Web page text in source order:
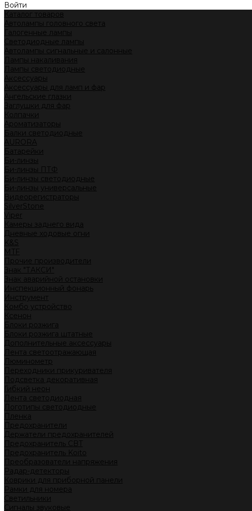
Войти
Каталог товаров
Автолампы головного света
Галогенные лампы
Светодиодные лампы
Автолампы сигнальные и салонные
Лампы накаливания
Лампы светодиодные
Аксессуары
Аксессуары для ламп и фар
Ангельские глазки
Заглушки для фар
Колпачки
Ароматизаторы
Балки светодиодные
AURORA
Батарейки
Би-линзы
Би-линзы ПТФ
Би-линзы светодиодные
Би-линзы универсальные
Видеорегистраторы
SilverStone
Viper
Камеры заднего вида
Дневные ходовые огни
K&S
MTF
Прочие производители
Знак "ТАКСИ"
Знак аварийной остановки
Инспекционный фонарь
Инструмент
Комбо устройство
Ксенон
Блоки розжига
Блоки розжига штатные
Дополнительные аксессуары
Лента светоотражающая
Люминометр
Переходники прикуривателя
Подсветка декоративная
Гибкий неон
Лента светодиодная
Логотипы светодиодные
Пленка
Предохранители
Держатели предохранителей
Предохранитель CBT
Предохранитель Koito
Преобразователи напряжения
Радар-детекторы
Коврики для приборной панели
Рамки для номера
Светильники
Сигналы звуковые